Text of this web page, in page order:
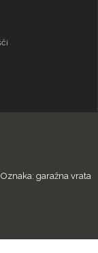
Oznaka: garažna vrata